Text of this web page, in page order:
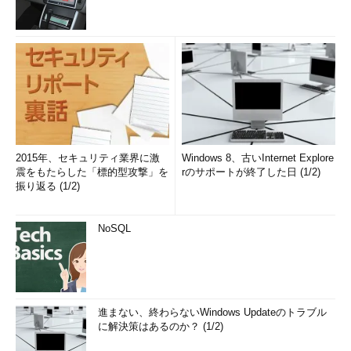
2015年、セキュリティ業界に激
震をもたらした「標的型攻撃」を
振り返る (1/2)
Windows 8、古いInternet Explore
rのサポートが終了した日 (1/2)
NoSQL
進まない、終わらないWindows Updateのトラブル
に解決策はあるのか？ (1/2)